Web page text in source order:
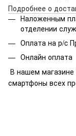
Подробнее о
Наложенным
отделении
Оплата на р/c
Онлайн оплата
В нашем магазине
смартфоны всех